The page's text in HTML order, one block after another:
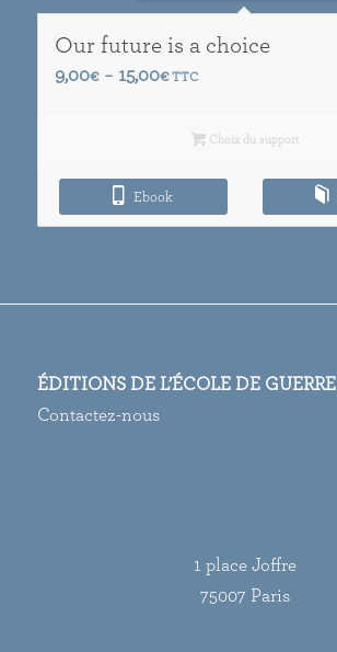
Our future is a choice
9,00€ – 15,00€Plage
9,00€
à
15,00€
TTC
Choix du support
Ebook
ÉDITIONS DE L’ÉCOLE DE GUERRE
Contactez-nous
1 place Joffre
75007 Paris